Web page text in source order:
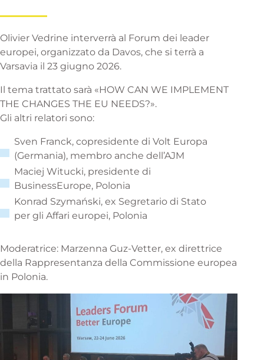
Olivier Vedrine interverrà al Forum dei leader
europei, organizzato da Davos, che si terrà a
Varsavia il 23 giugno 2026.
Il tema trattato sarà «HOW CAN WE IMPLEMENT
THE CHANGES THE EU NEEDS?».
Gli altri relatori sono:
Sven Franck, copresidente di Volt Europa
(Germania), membro anche dell’AJM
Maciej Witucki, presidente di
BusinessEurope, Polonia
Konrad Szymański, ex Segretario di Stato
per gli Affari europei, Polonia
Moderatrice: Marzenna Guz-Vetter, ex direttrice
della Rappresentanza della Commissione europea
in Polonia.